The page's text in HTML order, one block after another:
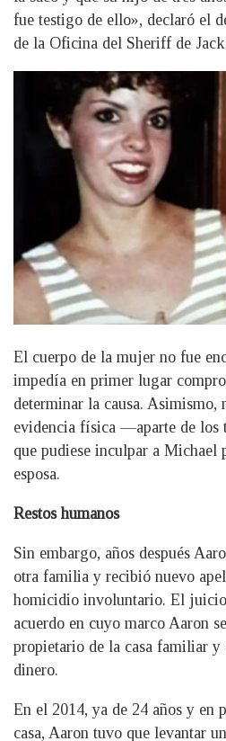
fue testigo de ello», declaró el
de la Oficina del Sheriff de
El cuerpo de la mujer no fue
impedía en primer lugar
determinar la causa. Asimismo,
evidencia física —aparte de
que pudiese inculpar a Michael
esposa.
Restos humanos
Sin embargo, años después
otra familia y recibió nuevo
homicidio involuntario. El
acuerdo en cuyo marco Aaron
propietario de la casa familiar y
dinero.
En el 2014, ya de 24 años y en
casa, Aaron tuvo que levantar